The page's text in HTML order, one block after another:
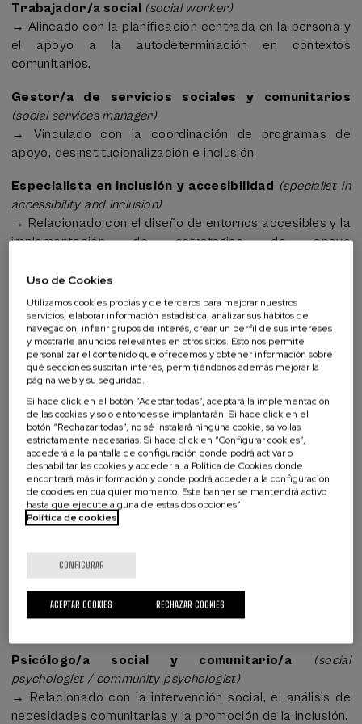
¿Qué estás buscando?
Trabajador/a social
(social worker)
→ Alineado con la planificación centrada en la persona y
el apoyo a la autodeterminación en contextos
comunitarios.
Gestor/a de servicios sociales y comunitarios
(social services manager)
→ Vinculado con la coordinación de programas de
apoyo, desinstitucionalización e inclusión.
Especialista en inclusión y accesibilidad (specialist in
accessibility and inclusion)
→ Relacionado con el diseño de entornos accesibles y la
implementación de estrategias de apoyo
(human rights adviser / social welfare adviser)
→ Enfocado en la bioética, la defensa de derechos y el
impacto de las políticas sociales.
http://data.europa.eu/esco/skill/0a4c5823-8b09-4e6b-
95b4-8036ef3b9c4c
Las siguientes competencias están alineadas con el
marco ESCOy con los objetivos del curso:
Defender necesidades individuales o comunitarias
→ Relacionado con el desarrollo de estrategias de
intervención social basadas en modelos innovadores
como ABCD y mapeo comunitario.
El curso se vincula con cualificaciones y ocupaciones en
los ámbitos de
intervención comunitaria y gestión de servicios
sociales. Algunas cualificaciones relevantes según
Psicólogo/a social y comunitario/a
(social
psychologist / community psychologist)
→ Relacionado con la intervención social, el análisis de
necesidades comunitarias y la promoción de la inclusión.
Uso de Cookies
Utilizamos cookies propias y de terceros para mejorar nuestros
servicios, elaborar información estadística, analizar sus hábitos de
navegación, inferir grupos de interés, crear un perfil de sus intereses
y mostrarle anuncios relevantes en otros sitios. Esto nos permite
personalizar el contenido que ofrecemos y obtener información sobre
qué secciones suscitan interés, permitiéndonos además mejorar la
página web y su seguridad.
Si hace click en el botón “Aceptar todas”, aceptará la implementación
de las cookies y solo entonces se implantarán. Si hace click en el
botón “Rechazar todas”, no sé instalará ninguna cookie, salvo las
estrictamente necesarias. Si hace click en “Configurar cookies”,
accederá a la pantalla de configuración donde podrá activar o
deshabilitar las cookies y acceder a la Política de Cookies donde
encontrará más información y donde podrá acceder a la configuración
de cookies en cualquier momento. Este banner se mantendrá activo
hasta que ejecute alguna de estas dos opciones”
Política de cookies
CONFIGURAR
RECHAZAR COOKIES
ACEPTAR COOKIES